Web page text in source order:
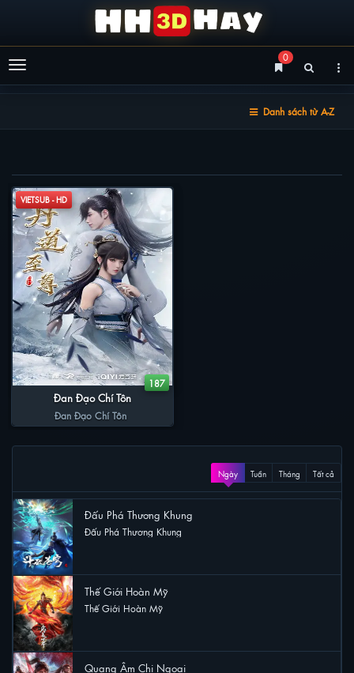
Menu
0
Danh sách từ A-Z
VIETSUB - HD
187
Đan Đạo Chí Tôn
Đan Đạo Chí Tôn
Ngày Tuần Tháng Tất cả
Đấu Phá Thương Khung
Đấu Phá Thương Khung
Thế Giới Hoàn Mỹ
Thế Giới Hoàn Mỹ
Quang Âm Chi Ngoại